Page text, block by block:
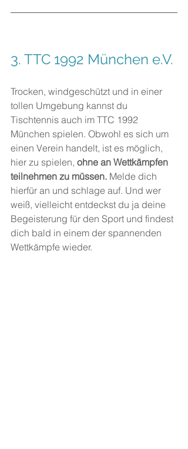
3. TTC 1992 München e.V.
Trocken, windgeschützt und in einer
tollen Umgebung kannst du
Tischtennis auch im TTC 1992
München spielen. Obwohl es sich um
einen Verein handelt, ist es möglich,
hier zu spielen, ohne an Wettkämpfen
teilnehmen zu müssen. Melde dich
hierfür an und schlage auf. Und wer
weiß, vielleicht entdeckst du ja deine
Begeisterung für den Sport und findest
dich bald in einem der spannenden
Wettkämpfe wieder.